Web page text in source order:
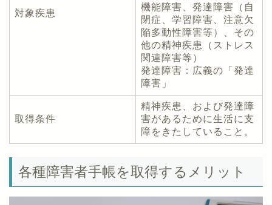
対象疾患
機能障害、発達障害（自
閉症、学習障害、注意欠
陥多動性障害等）、その
他の精神疾患（ストレス
関連障害等）
発達障害：広義の「発達
障害」
取得条件
精神疾患、および発達障
害があるために生活に支
障をきたしていること。
各種障害者手帳を取得するメリット